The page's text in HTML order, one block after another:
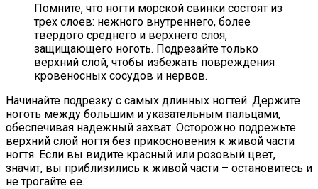
Помните, что ногти морской свинки состоят из
трех слоев: нежного внутреннего, более
твердого среднего и верхнего слоя,
защищающего ноготь. Подрезайте только
верхний слой, чтобы избежать повреждения
кровеносных сосудов и нервов.
Начинайте подрезку с самых длинных ногтей. Держите
ноготь между большим и указательным пальцами,
обеспечивая надежный захват. Осторожно подрежьте
верхний слой ногтя без прикосновения к живой части
ногтя. Если вы видите красный или розовый цвет,
значит, вы приблизились к живой части – остановитесь и
не трогайте ее.